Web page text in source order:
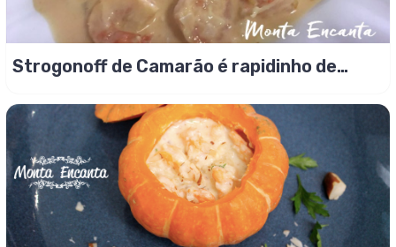
Strogonoff de Camarão é rapidinho de